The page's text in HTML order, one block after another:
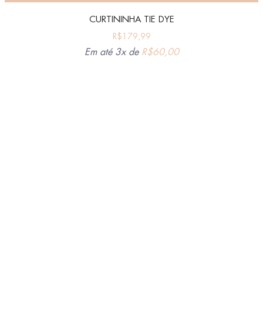
CURTININHA TIE DYE
R$179,99
Em até 3x de R$60,00